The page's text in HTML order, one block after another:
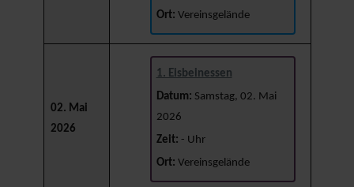
Ort: Vereinsgelände
02. Mai
2026
1. Eisbeinessen
Datum: Samstag, 02. Mai
2026
Zeit: - Uhr
Ort: Vereinsgelände